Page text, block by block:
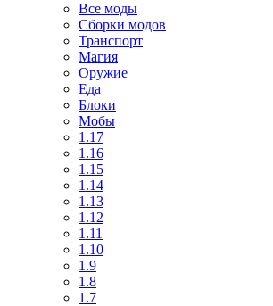
Все моды
Сборки модов
Транспорт
Магия
Оружие
Еда
Блоки
Мобы
1.17
1.16
1.15
1.14
1.13
1.12
1.11
1.10
1.9
1.8
1.7